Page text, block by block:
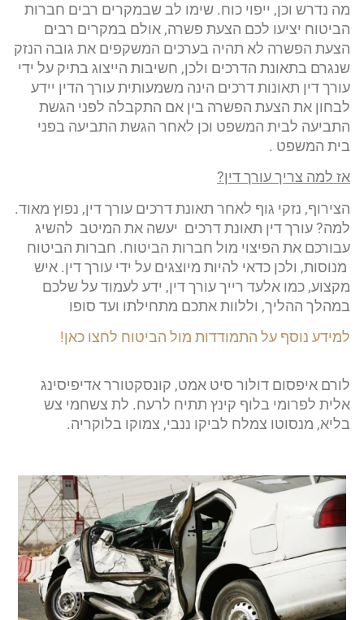
מה נדרש וכן, ייפוי כוח. שימו לב שבמקרים רבים חברות
הביטוח יציעו לכם הצעת פשרה, אולם במקרים רבים
הצעת הפשרה לא תהיה בערכים המשקפים את גובה הנזק
שנגרם בתאונת הדרכים ולכן, חשיבות הייצוג בתיק על ידי
עורך דין תאונות דרכים הינה משמעותית עורך הדין יידע
לבחון את הצעת הפשרה בין אם התקבלה לפני הגשת
התביעה לבית המשפט וכן לאחר הגשת התביעה בפני
בית המשפט .
אז למה צריך עורך דין?
הצירוף, נזקי גוף לאחר תאונת דרכים עורך דין, נפוץ מאוד.
למה? עורך דין תאונת דרכים יעשה את המיטב להשיג
עבורכם את הפיצוי מול חברות הביטוח. חברות הביטוח
מנוסות, ולכן כדאי להיות מיוצגים על ידי עורך דין. איש
מקצוע, כמו אלעד רייך עורך דין, ידע לעמוד על שלכם
במהלך ההליך, וללוות אתכם מתחילתו ועד סופו
למידע נוסף על התמודדות מול הביטוח לחצו כאן!
לורם איפסום דולור סיט אמט, קונסקטורר אדיפיסינג
אלית לפרומי בלוף קינץ תתיח לרעח. לת צשחמי צש
בליא, מנסוטו צמלח לביקו ננבי, צמוקו בלוקריה.